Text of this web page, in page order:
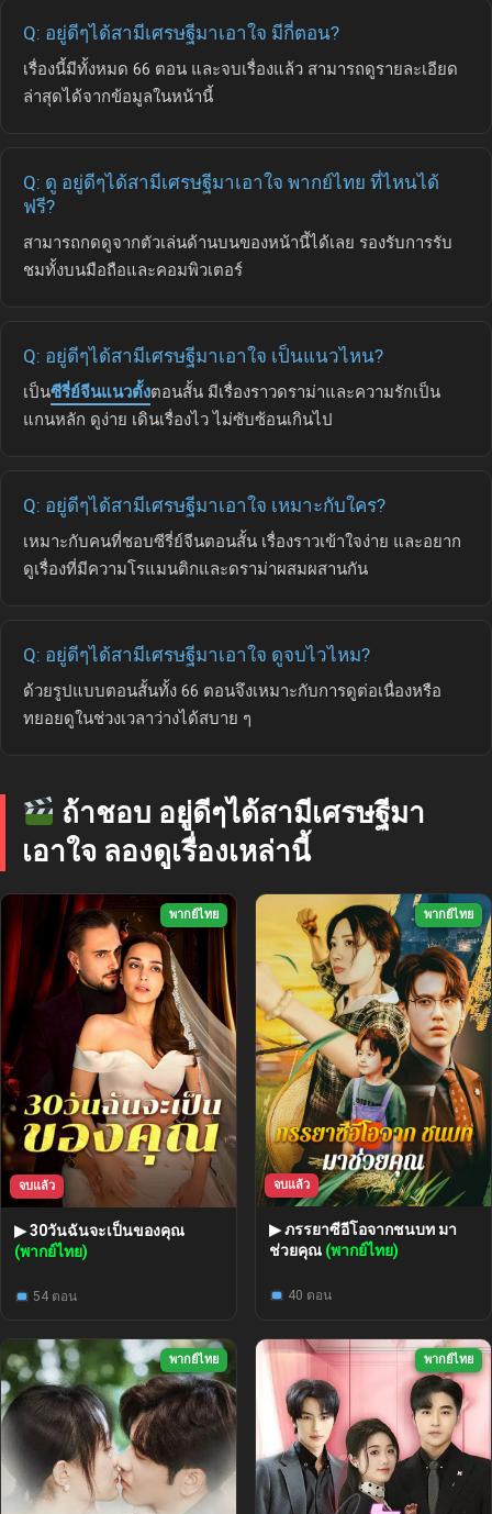
Q: อยู่ดีๆได้สามีเศรษฐีมาเอาใจ มีกี่ตอน?
เรื่องนี้มีทั้งหมด 66 ตอน และจบเรื่องแล้ว สามารถดูรายละเอียด
ล่าสุดได้จากข้อมูลในหน้านี้
Q: ดู อยู่ดีๆได้สามีเศรษฐีมาเอาใจ พากย์ไทย ที่ไหนได้
ฟรี?
สามารถกดดูจากตัวเล่นด้านบนของหน้านี้ได้เลย รองรับการรับ
ชมทั้งบนมือถือและคอมพิวเตอร์
Q: อยู่ดีๆได้สามีเศรษฐีมาเอาใจ เป็นแนวไหน?
เป็นซีรี่ย์จีนแนวตั้งตอนสั้น มีเรื่องราวดราม่าและความรักเป็น
แกนหลัก ดูง่าย เดินเรื่องไว ไม่ซับซ้อนเกินไป
Q: อยู่ดีๆได้สามีเศรษฐีมาเอาใจ เหมาะกับใคร?
เหมาะกับคนที่ชอบซีรี่ย์จีนตอนสั้น เรื่องราวเข้าใจง่าย และอยาก
ดูเรื่องที่มีความโรแมนติกและดราม่าผสมผสานกัน
Q: อยู่ดีๆได้สามีเศรษฐีมาเอาใจ ดูจบไวไหม?
ด้วยรูปแบบตอนสั้นทั้ง 66 ตอนจึงเหมาะกับการดูต่อเนื่องหรือ
ทยอยดูในช่วงเวลาว่างได้สบาย ๆ
ถ้าชอบ อยู่ดีๆได้สามีเศรษฐีมา
เอาใจ ลองดูเรื่องเหล่านี้
พากย์ไทย
จบแล้ว
▶ 30วันฉันจะเป็นของคุณ
(พากย์ไทย)
54 ตอน
พากย์ไทย
จบแล้ว
▶ ภรรยาซีอีโอจากชนบท มา
ช่วยคุณ (พากย์ไทย)
40 ตอน
พากย์ไทย พากย์ไทย